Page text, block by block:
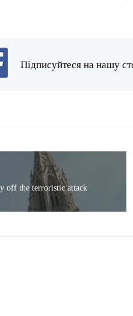
Підписуйтеся на нашу
off the terroristic attack